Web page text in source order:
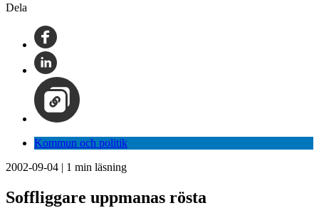
Dela
Kommun och politik
2002-09-04 | 1 min läsning
Soffliggare uppmanas rösta